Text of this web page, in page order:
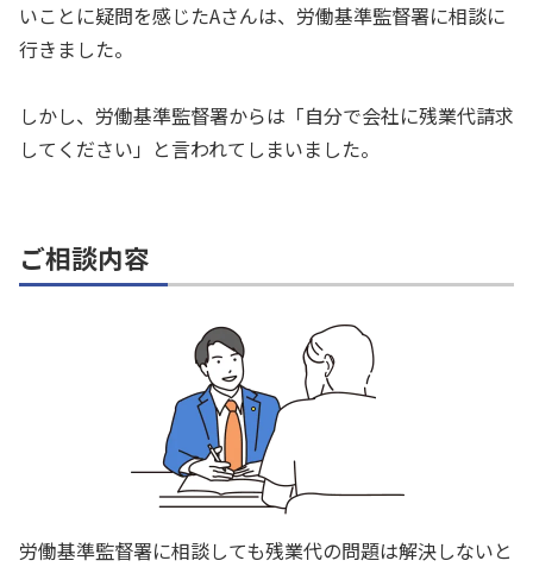
いことに疑問を感じたAさんは、労働基準監督署に相談に
行きました。
しかし、労働基準監督署からは「自分で会社に残業代請求
してください」と言われてしまいました。
ご相談内容
労働基準監督署に相談しても残業代の問題は解決しないと